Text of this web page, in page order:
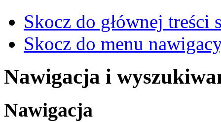
Skocz do głównej treści
Skocz do menu
Nawigacja i
Nawigacja